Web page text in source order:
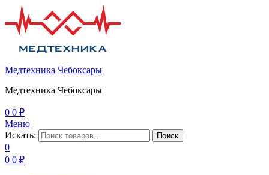
Медтехника Чебоксары
Медтехника Чебоксары
0 0 ₽
Меню
Искать:
Поиск
0
0 0 ₽